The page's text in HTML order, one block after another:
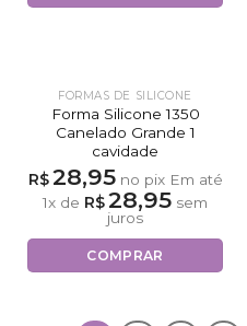
FORMAS DE SILICONE
Forma Silicone 1350
Canelado Grande 1
cavidade
R$28,95 no pix Em até
1x de R$28,95 sem
juros
COMPRAR